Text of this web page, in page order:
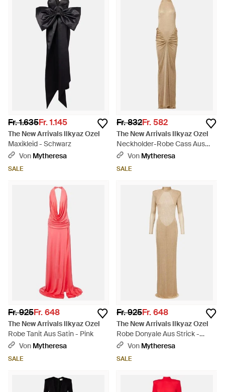
Fr. 1.635Fr. 1.145
The New Arrivals Ilkyaz Ozel
Maxikleid - Schwarz
Von Mytheresa
SALE
Fr. 832Fr. 582
The New Arrivals Ilkyaz Ozel
Neckholder-Robe Cass Aus
Lame - Natur
Von Mytheresa
SALE
Fr. 925Fr. 648
The New Arrivals Ilkyaz Ozel
Robe Tanit Aus Satin - Pink
Von Mytheresa
SALE
Fr. 925Fr. 648
The New Arrivals Ilkyaz Ozel
Robe Donyale Aus Strick -
Natur
Von Mytheresa
SALE